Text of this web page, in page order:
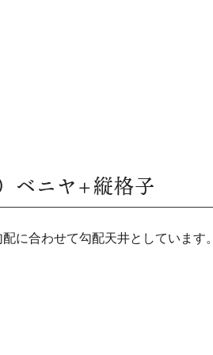
ベニヤ+縦格子
に合わせて勾配天井としています。